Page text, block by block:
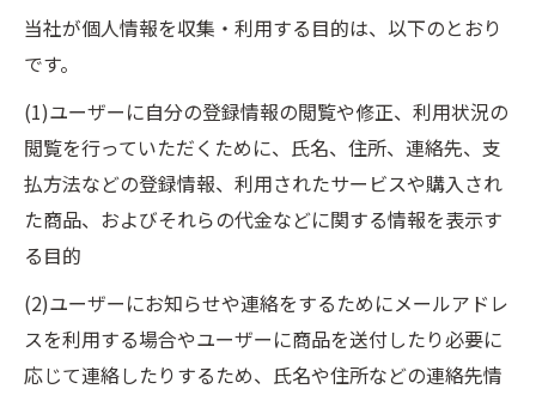
当社が個人情報を収集・利用する目的は、以下のとおり
です。
(1)ユーザーに自分の登録情報の閲覧や修正、利用状況の
閲覧を行っていただくために、氏名、住所、連絡先、支
払方法などの登録情報、利用されたサービスや購入され
た商品、およびそれらの代金などに関する情報を表示す
る目的
(2)ユーザーにお知らせや連絡をするためにメールアドレ
スを利用する場合やユーザーに商品を送付したり必要に
応じて連絡したりするため、氏名や住所などの連絡先情